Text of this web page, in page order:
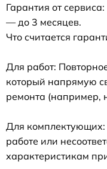
Гарантия от
— до 3 месяцев.
Что считается
Для работ:
который напрямую
ремонта (например,
Для комплектующих:
работе или
характеристикам